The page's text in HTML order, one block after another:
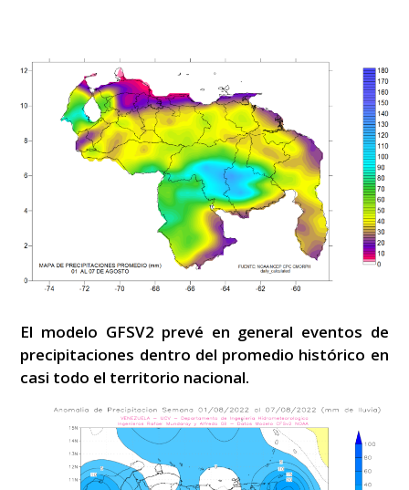
El modelo GFSV2 prevé en general eventos de
precipitaciones dentro del promedio histórico en
casi todo el territorio nacional.